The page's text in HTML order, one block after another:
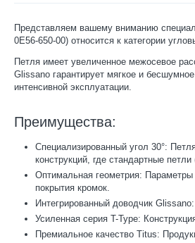
Представляем вашему вниманию
0E56-650-00) относится к категории
Петля имеет увеличенное межосевое
Glissano гарантирует мягкое и
интенсивной эксплуатации.
Преимущества:
Специализированный угол 30°:
конструкций, где стандартные
Оптимальная геометрия:
покрытия кромок.
Интегрированный доводчик
Усиленная серия T-Type:
Премиальное качество Titus: